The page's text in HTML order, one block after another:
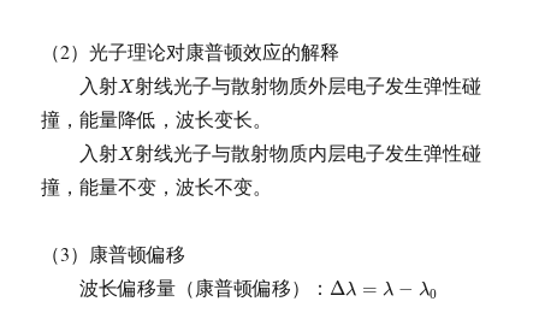
（2）光子理论对康普顿效应的解释
入射X
X射线光子与散射物质外层电子发生弹性碰
撞，能量降低，波长变长。
入射X
X射线光子与散射物质内层电子发生弹性碰
撞，能量不变，波长不变。
（3）康普顿偏移
波长偏移量（康普顿偏移）： Δλ = λ − λ0
Δ λ −λ